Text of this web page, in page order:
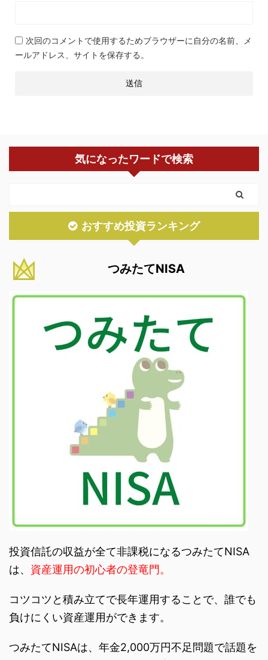
次回のコメントで使用するためブラウザーに自分の名前、メ
ールアドレス、サイトを保存する。
気になったワードで検索
おすすめ投資ランキング
つみたてNISA
投資信託の収益が全て非課税になるつみたてNISA
は、 資産運用の初心者の登竜門。
コツコツと積み立てで長年運用することで、誰でも
負けにくい資産運用ができます。
つみたてNISAは、年金2,000万円不足問題で話題を